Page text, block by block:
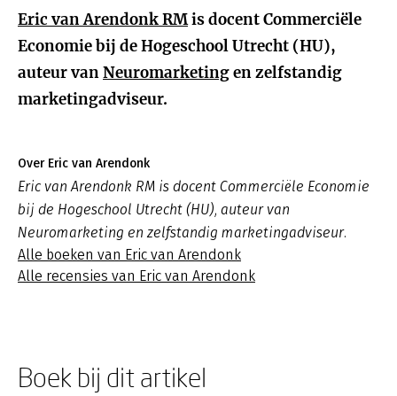
Eric van Arendonk RMis docent Commerciële
Economie bij de Hogeschool Utrecht (HU),
auteur vanNeuromarketingen zelfstandig
marketingadviseur.
Over Eric van Arendonk
Eric van Arendonk RM is docent Commerciële Economie
bij de Hogeschool Utrecht (HU), auteur van
Neuromarketing en zelfstandig marketingadviseur.
Alle boeken van Eric van Arendonk
Alle recensies van Eric van Arendonk
Boek bij dit artikel